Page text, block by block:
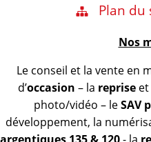
Plan du
Nos
Le conseil et la vente en
d’occasion – la reprise
photo/vidéo – leSAV
développement, la